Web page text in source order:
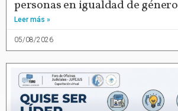
personas en igualdad de género
Leer más »
05/08/2026